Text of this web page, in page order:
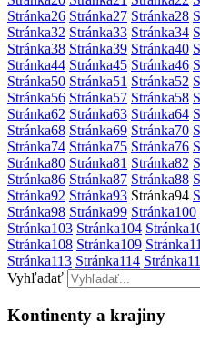
Stránka26 Stránka27 Stránka28
Stránka32 Stránka33 Stránka34
Stránka38 Stránka39 Stránka40
Stránka44 Stránka45 Stránka46
Stránka50 Stránka51 Stránka52
Stránka56 Stránka57 Stránka58
Stránka62 Stránka63 Stránka64
Stránka68 Stránka69 Stránka70
Stránka74 Stránka75 Stránka76
Stránka80 Stránka81 Stránka82
Stránka86 Stránka87 Stránka88
Stránka92 Stránka93 Stránka94
Stránka98 Stránka99 Stránka100
Stránka103 Stránka104 Stránka
Stránka108 Stránka109 Stránka
Stránka113 Stránka114 Stránka
Vyhľadať
Kontinenty a krajiny